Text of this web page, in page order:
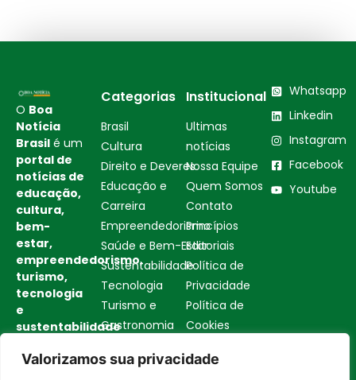
Valorizamos sua privacidade
O Boa
Notícia
Brasil é um
portal de
notícias de
educação,
cultura,
bem-
estar,
empreendedorismo,
turismo,
tecnologia
e
sustentabilidade
no mundo.
Categorias
Brasil
Cultura
Direito e Deveres
Educação e
Carreira
Empreendedorismo
Saúde e Bem-Estar
Sustentabilidade
Tecnologia
Turismo e
Gastronomia
Institucional
Ultimas
notícias
Nossa Equipe
Quem Somos
Contato
Princípios
Editoriais
Política de
Privacidade
Política de
Cookies
Whatsapp
Linkedin
Instagram
Facebook
Youtube